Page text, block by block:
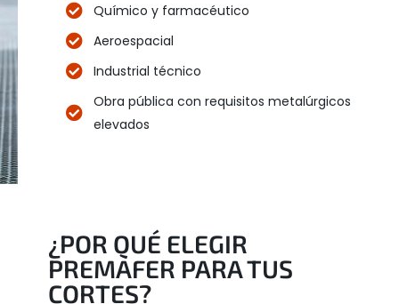
Químico y farmacéutico
Aeroespacial
Industrial técnico
Obra pública con requisitos metalúrgicos
elevados
¿POR QUÉ ELEGIR
PREMAFER PARA TUS
CORTES?